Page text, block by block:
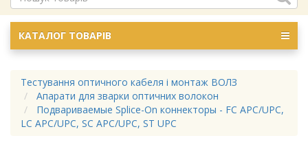
КАТАЛОГ ТОВАРІВ
Тестування оптичного кабеля і монтаж ВОЛЗ
Апарати для зварки оптичних волокон
Подвариваемые Splice-On коннекторы - FC APC/UPC,
LC APC/UPC, SC APC/UPC, ST UPC